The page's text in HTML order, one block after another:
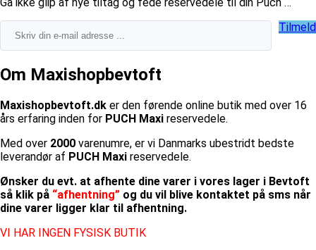
​Gå ikke glip af nye tiltag og fede reservedele til din Puch …
Tilmeld
Om Maxishopbevtoft
Maxishopbevtoft.dk er den førende online butik med over 16
års erfaring inden for PUCH Maxi reservedele.
Med over 2000 varenumre, er vi Danmarks ubestridt bedste
leverandør af PUCH Maxi reservedele.
Ønsker du evt. at afhente dine varer i vores lager i Bevtoft
så klik på “afhentning” og du vil blive kontaktet på sms når
dine varer ligger klar til afhentning.
VI HAR INGEN FYSISK BUTIK